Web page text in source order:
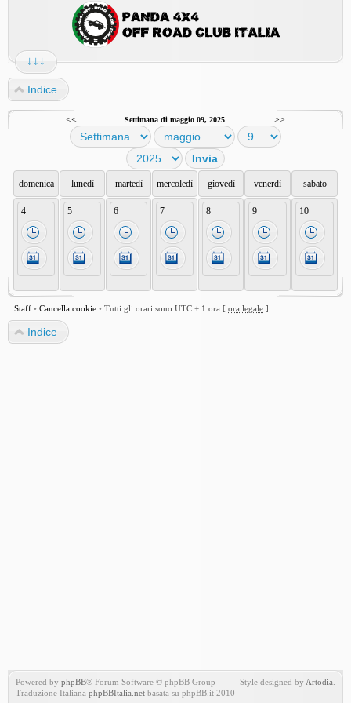
↓↓↓
Indice
<< Settimana di maggio 09, 2025 >>
domenica lunedì martedì mercoledì giovedì venerdì sabato
4 5 6 7 8 9 10
Staff • Cancella cookie • Tutti gli orari sono UTC + 1 ora [ ora legale ]
Indice
Powered by phpBB® Forum Software © phpBB Group
Traduzione Italiana phpBBItalia.net basata su phpBB.it 2010
Style designed by Artodia